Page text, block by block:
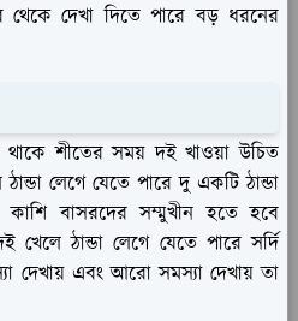
দেখা দিতে পারে বড় ধরনের
থাকে শীতের সময় দই খাওয়া উচিত
লেগে যেতে পারে দু একটি ঠান্ডা
বাসরদের সম্মুখীন হতে হবে
ঠান্ডা লেগে যেতে পারে সর্দি
দেখায় এবং আরো সমস্যা দেখায় তা